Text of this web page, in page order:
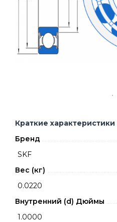
Краткие характеристики
Бренд
SKF
Вес (кг)
0.0220
Внутренний (d) Дюймы
1.0000